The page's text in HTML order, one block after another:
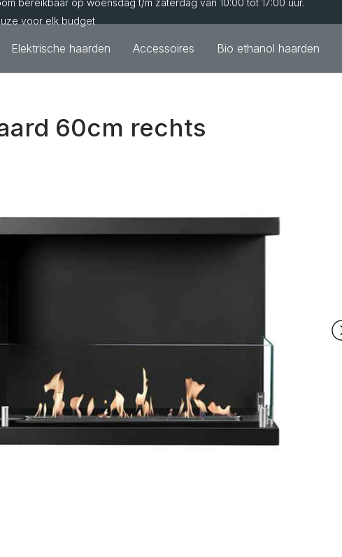
bereikbaar op woensdag t/m zaterdag van 10:00 tot 17:00 uur.
voor elk budget
Elektrische haarden Accessoires Bio ethanol haarden
60cm rechts